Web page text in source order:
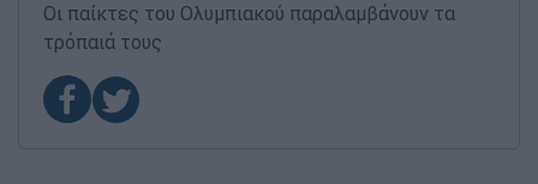
Οι παίκτες του Ολυμπιακού παραλαμβάνουν τα
τρόπαιά τους